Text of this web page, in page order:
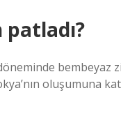
patladı?
oluşumuna